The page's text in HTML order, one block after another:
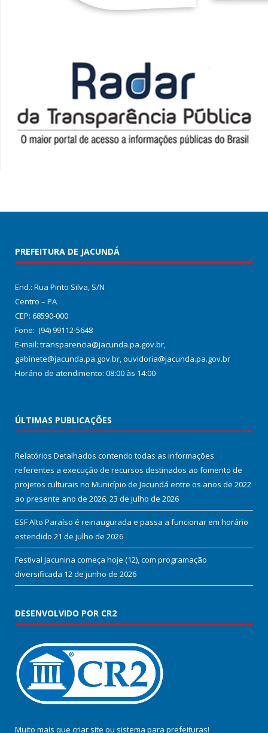
PREFEITURA DE JACUNDÁ
End.: Rua Pinto Silva, S/N
Centro – PA
CEP: 68590-000
Fone: (94) 99112-5648
E-mail: transparencia@jacunda.pa.gov.br,
gabinete@jacunda.pa.gov.br, ouvidoria@jacunda.pa.gov.br
Horário de atendimento: 08:00 às 14:00
ÚLTIMAS PUBLICAÇÕES
Relatórios Detalhados contendo todas as informações
referentes a execução de recursos destinados ao fomento de
projetos culturais no Município de Jacundá entre os anos de 2022
ao presente ano de 2026. 23 de julho de 2026
ESF Alto Paraíso é reinaugurada e passa a funcionar em horário
estendido 21 de julho de 2026
Festival Jacunina começa hoje (12), com programação
diversificada 12 de junho de 2026
DESENVOLVIDO POR CR2
Muito mais que criar site ou sistema para prefeituras!